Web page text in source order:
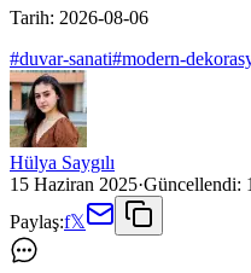
Tarih: 2026-08-06
#duvar-sanati#modern-
Hülya Saygılı
15 Haziran 2025·Güncellendi:
Paylaş:f𝕏